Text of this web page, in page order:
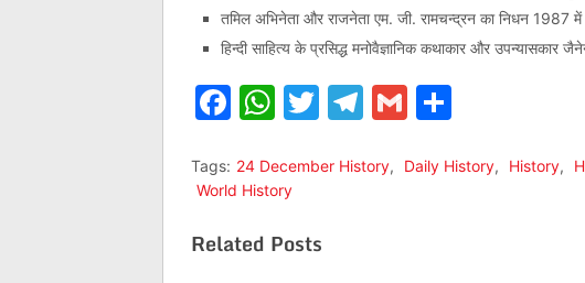
तमिल अभिनेता और राजनेता एम. जी. रामचन्द्रन का निधन 1987
हिन्दी साहित्य के प्रसिद्ध मनोवैज्ञानिक कथाकार और
Facebook
WhatsApp
Twitter
Telegram
Gmail
Tags: 24 December History, Daily History, History,
World History
Related Posts